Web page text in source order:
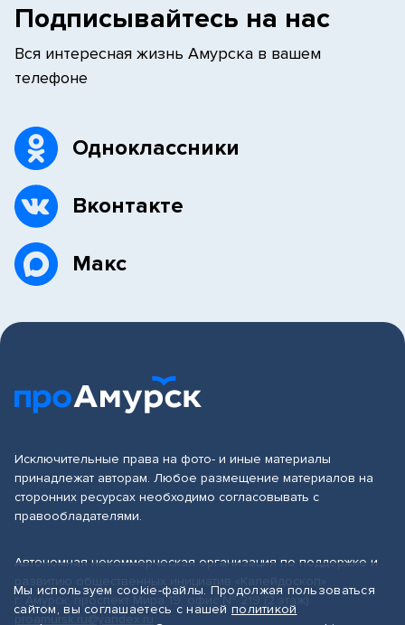
Подписывайтесь на нас
Вся интересная жизнь Амурска в вашем
телефоне
Одноклассники
Вконтакте
Макс
Исключительные права на фото- и иные материалы
принадлежат авторам. Любое размещение материалов на
сторонних ресурсах необходимо согласовывать с
правообладателями.
Автономная некоммерческая организация по поддержке и
г. Амурск, проспект Мира 19, офис № 219 (2 этаж)
proamursk.ru@yandex.ru
Мы используем cookie-файлы. Продолжая пользоваться
сайтом, вы соглашаетесь с нашей политикой